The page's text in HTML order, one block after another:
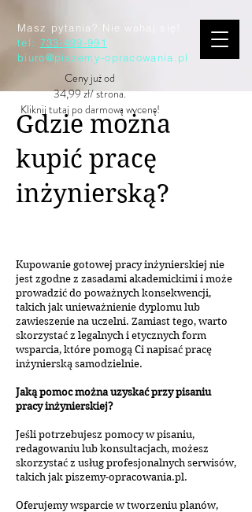
Masz pytania? Nie wahaj się!
tel: 733-499-991
biuro@piszemy-opracowania.pl
Ceny już od
34,99 zł/ strona.
Kliknij tutaj po darmową wycenę!
Gdzie można
kupić pracę
inżynierską?
Kupowanie gotowej pracy inżynierskiej nie
jest zgodne z zasadami akademickimi i może
prowadzić do poważnych konsekwencji,
takich jak unieważnienie dyplomu lub
zawieszenie na uczelni. Zamiast tego, warto
skorzystać z legalnych i etycznych form
wsparcia, które pomogą Ci napisać pracę
inżynierską samodzielnie.
Jaką pomoc można uzyskać przy pisaniu
pracy inżynierskiej?
Jeśli potrzebujesz pomocy w pisaniu,
redagowaniu lub konsultacjach, możesz
skorzystać z usług profesjonalnych serwisów,
takich jak piszemy-opracowania.pl.
Oferujemy wsparcie w tworzeniu planów,